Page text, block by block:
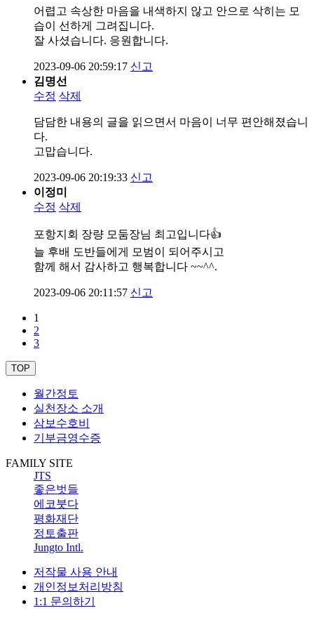
어렵고 속상한 마음을 내색하지 않고 안으로 삭히는 모
습이 선하게 그려집니다.
잘 사셨습니다. 응원합니다.
2023-09-06 20:59:17 신고
김명선
수정 삭제
담담한 내용의 글을 읽으면서 마음이 너무 편안해졌습니
다.
고맙습니다.
2023-09-06 20:19:33 신고
이정미
수정 삭제
포항지회 장량 모둠장님 최고입니다👍
늘 후배 도반들에게 모범이 되어주시고
함께 해서 감사하고 행복합니다 ~~^^.
2023-09-06 20:11:57 신고
1
2
3
TOP
월간정토
실천장소 소개
삼보수호비
기부금영수증
FAMILY SITE
JTS
좋은벗들
에코붓다
평화재단
정토출판
Jungto Intl.
저작물 사용 안내
개인정보처리방침
1:1 문의하기